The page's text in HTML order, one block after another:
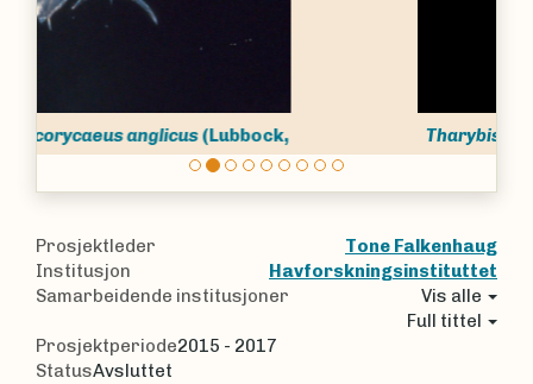
Tharybis macrophthalma Sars, 1902
Prosjektleder
Tone Falkenhaug
Institusjon
Havforskningsinstituttet
Samarbeidende institusjoner
Vis alle
Full tittel
Prosjektperiode2015 - 2017
StatusAvsluttet